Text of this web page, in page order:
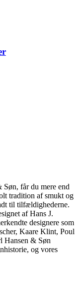
får du mere end
tradition af smukt og
til tilfældighederne.
af Hans J.
designere som
Kaare Klint, Poul
& Søn
og vores